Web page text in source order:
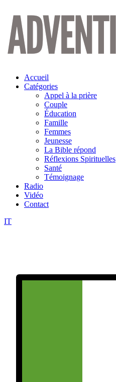
Aller
contenu
Accueil
Catégories
Appel à la prière
Couple
Éducation
Famille
Femmes
Jeunesse
La Bible répond
Réflexions Spirituelles
Santé
Témoignage
Radio
Vidéo
Contact
IT